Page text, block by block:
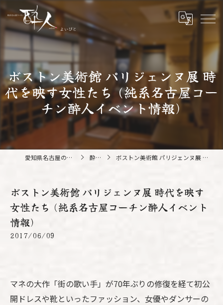
ボストン美術館 パリジェンヌ展 時
代を映す女性たち (純系名古屋コー
チン酔人イベント情報)
愛知県名古屋の鍋なら純系名古屋コーチン 酔人 酔人ブログ ボストン美術館 パリジェンヌ展 時代を映す女性たち (純系名古屋コーチン酔人イベント情報)
ボストン美術館 パリジェンヌ展 時代を映す
女性たち (純系名古屋コーチン酔人イベント
情報)
2017/06/09
マネの大作「街の歌い手」が70年ぶりの修復を経て初公
開ドレスや靴といったファッション、女優やダンサーの